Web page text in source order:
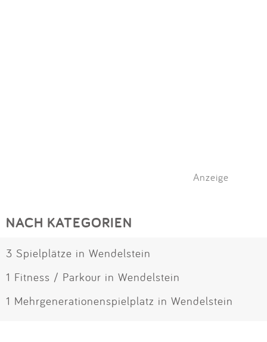
Anzeige
NACH KATEGORIEN
3 Spielplätze in Wendelstein
1 Fitness / Parkour in Wendelstein
1 Mehrgenerationenspielplatz in Wendelstein